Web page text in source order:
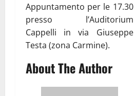
Appuntamento per le 17.30
presso l’Auditorium
Cappelli in via Giuseppe
Testa (zona Carmine).
About The Author